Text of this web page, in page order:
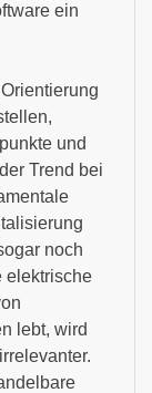
ein
und
Trend bei
noch
elektrische
lebt, wird